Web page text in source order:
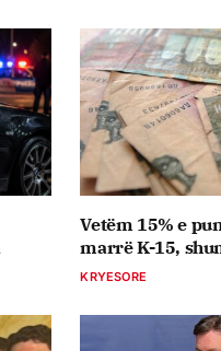
Vetëm 15% e
marrë K-15,
KRYESORE